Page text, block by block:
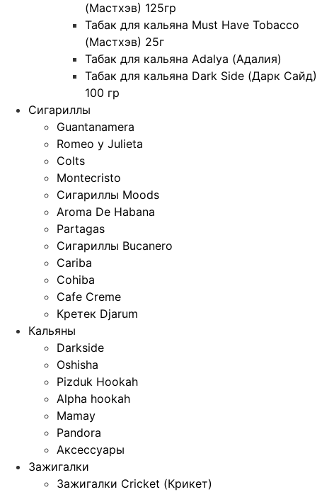
(Мастхэв) 125гр
Табак для кальяна Must Have Tobacco
(Мастхэв) 25г
Табак для кальяна Adalya (Адалия)
Табак для кальяна Dark Side (Дарк Сайд)
100 гр
Сигариллы
Guantanamera
Romeo y Julieta
Colts
Montecristo
Сигариллы Moods
Aroma De Habana
Partagas
Сигариллы Bucanero
Cariba
Cohiba
Cafe Creme
Кретек Djarum
Кальяны
Darkside
Oshisha
Pizduk Hookah
Alpha hookah
Mamay
Pandora
Аксессуары
Зажигалки
Зажигалки Cricket (Крикет)